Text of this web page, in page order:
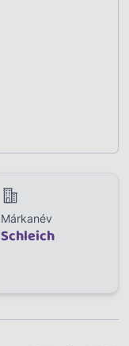
Márkanév
Schleich